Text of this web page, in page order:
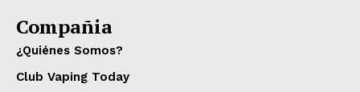
Compañia
¿Quiénes Somos?
Club Vaping Today